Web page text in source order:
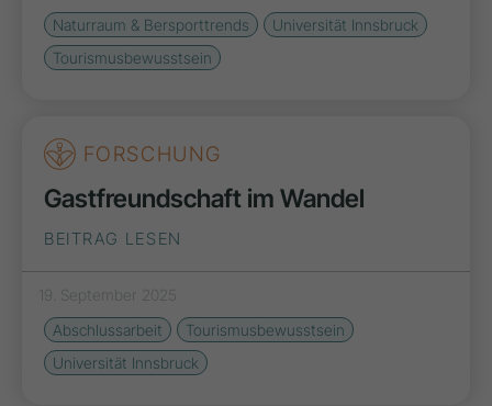
Naturraum & Bersporttrends
Universität Innsbruck
Tourismusbewusstsein
FORSCHUNG
Gastfreundschaft im Wandel
BEITRAG LESEN
19. September 2025
Abschlussarbeit
Tourismusbewusstsein
Universität Innsbruck